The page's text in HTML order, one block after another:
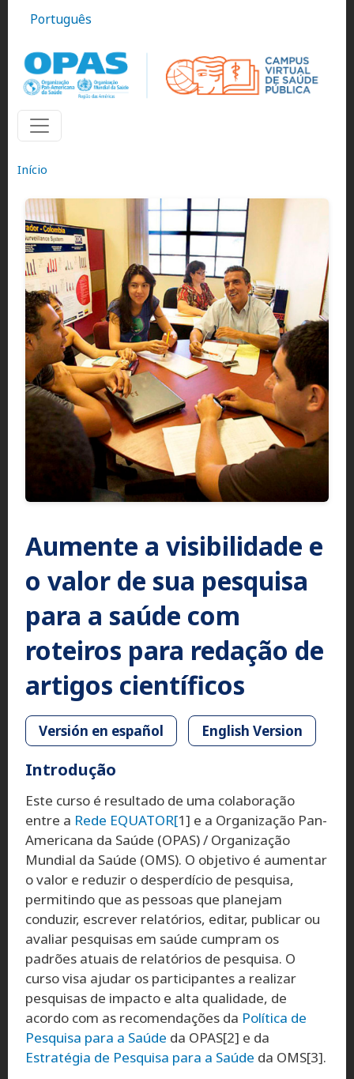
Português
Início
Aumente a visibilidade e
o valor de sua pesquisa
para a saúde com
roteiros para redação de
artigos científicos
Versión en español English Version
Introdução
Este curso é resultado de uma colaboração
entre a Rede EQUATOR[1] e a Organização Pan-
Americana da Saúde (OPAS) / Organização
Mundial da Saúde (OMS). O objetivo é aumentar
o valor e reduzir o desperdício de pesquisa,
permitindo que as pessoas que planejam
conduzir, escrever relatórios, editar, publicar ou
avaliar pesquisas em saúde cumpram os
padrões atuais de relatórios de pesquisa. O
curso visa ajudar os participantes a realizar
pesquisas de impacto e alta qualidade, de
acordo com as recomendações da Política de
Pesquisa para a Saúde da OPAS[2] e da
Estratégia de Pesquisa para a Saúde da OMS[3].